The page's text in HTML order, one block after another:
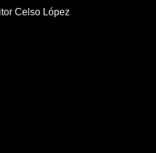
Celso López